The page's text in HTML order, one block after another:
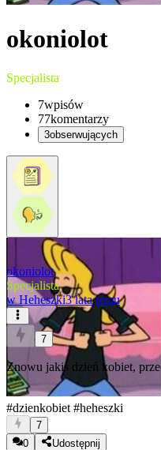
okoniolot
Specjalista
7wpisów
77komentarzy
3obserwujących
okoniolot
Specjalista
w Heheszki3 lata temu
7
Znowu jakiś dzień kobiet,
#dzienkobiet #heheszki
7
0
Udostępnij